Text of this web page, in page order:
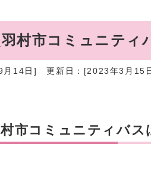
村市コミュニティ
月14日] 更新日：[2023年3月15
市コミュニティバ